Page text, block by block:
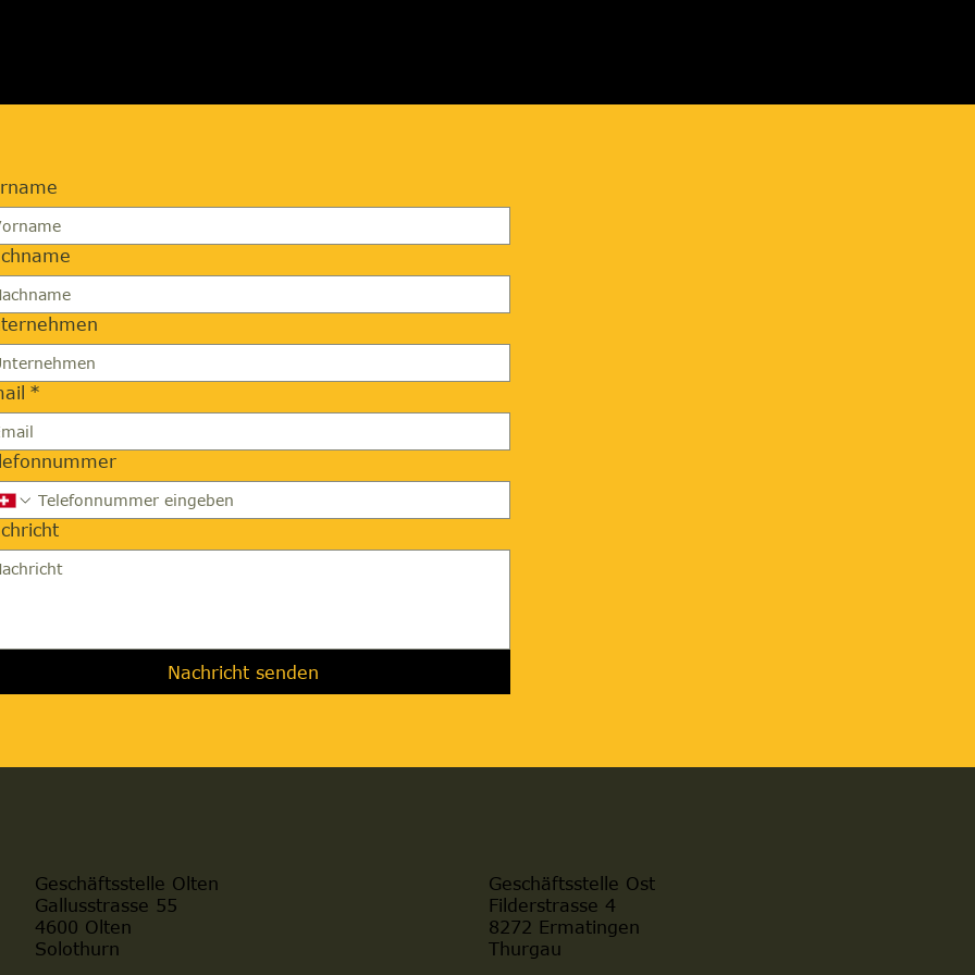
*
Nachricht senden
Geschäftsstelle Olten
Gallusstrasse 55
4600 Olten
Geschäftsstelle Ost
Filderstrasse 4
8272 Ermatingen
Solothurn Thurgau